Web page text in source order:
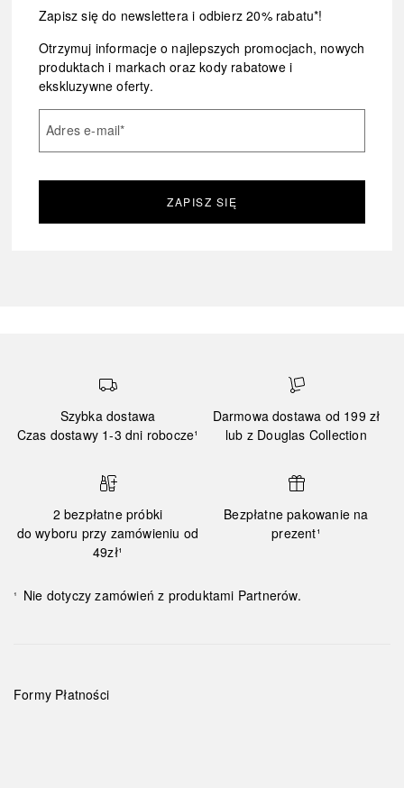
Zapisz się do newslettera i odbierz 20% rabatu*!
Otrzymuj informacje o najlepszych promocjach, nowych
produktach i markach oraz kody rabatowe i
ekskluzywne oferty.
Adres e-mail*
ZAPISZ SIĘ
Szybka dostawa
Czas dostawy 1-3 dni robocze¹
Darmowa dostawa od 199 zł
lub z Douglas Collection
2 bezpłatne próbki
do wyboru przy zamówieniu od
49zł¹
Bezpłatne pakowanie na
prezent¹
¹ Nie dotyczy zamówień z produktami Partnerów.
Formy Płatności